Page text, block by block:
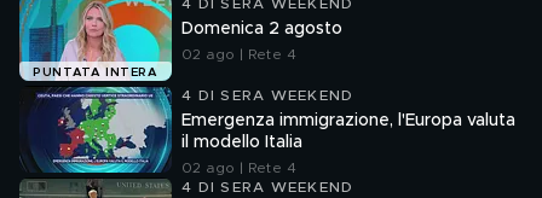
PUNTATA INTERA
4 DI SERA WEEKEND
Domenica 2 agosto
02 ago | Rete 4
4 DI SERA WEEKEND
Emergenza immigrazione, l'Europa valuta
il modello Italia
02 ago | Rete 4
4 DI SERA WEEKEND